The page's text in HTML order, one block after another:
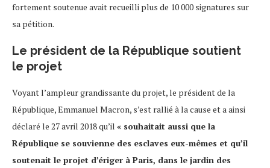
fortement soutenue avait recueilli plus de 10 000 signatures sur
sa pétition.
Le président de la République soutient
le projet
Voyant l’ampleur grandissante du projet, le président de la
République, Emmanuel Macron, s’est rallié à la cause et a ainsi
déclaré le 27 avril 2018 qu’il « souhaitait aussi que la
République se souvienne des esclaves eux-mêmes et qu’il
soutenait le projet d’ériger à Paris, dans le jardin des